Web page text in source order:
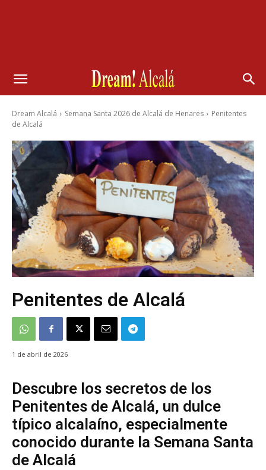
Dream Alcalá Semana Santa 2026 de Alcalá de Henares
Penitentes
de Alcalá
Penitentes de Alcalá
1 de abril de 2026
Descubre los secretos de los
Penitentes de Alcalá, un dulce
típico alcalaíno, especialmente
conocido durante la Semana Santa
de Alcalá